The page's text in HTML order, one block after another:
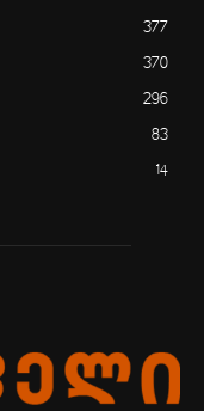
377
370
296
83
14